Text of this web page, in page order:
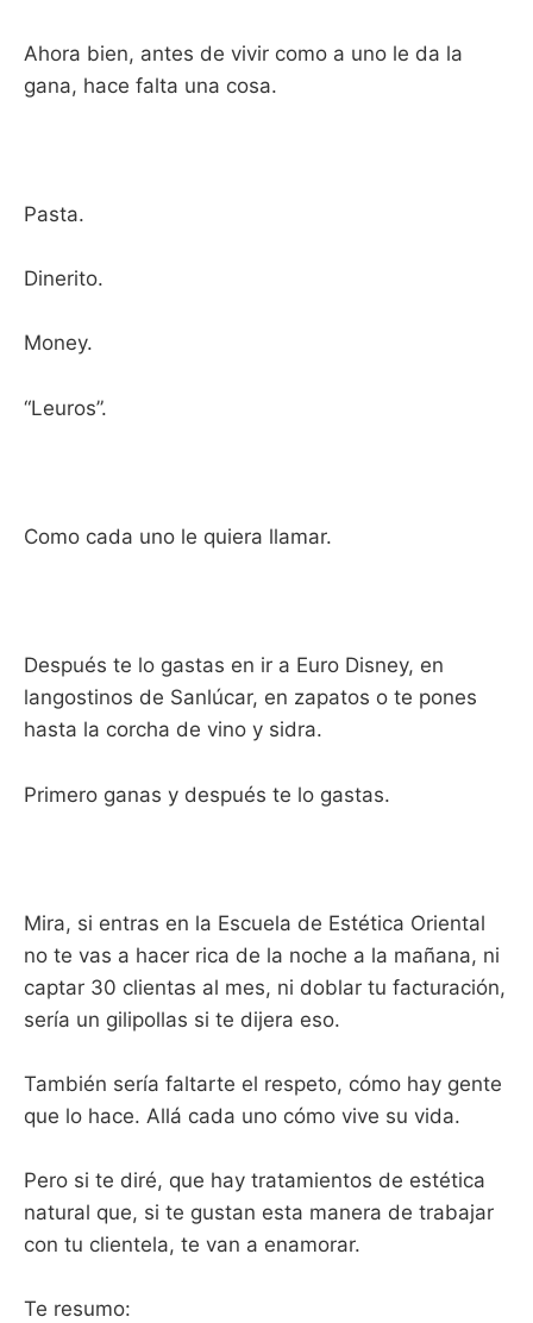
Ahora bien, antes de vivir como a uno le da la
gana, hace falta una cosa.
Pasta.
Dinerito.
Money.
“Leuros”.
Como cada uno le quiera llamar.
Después te lo gastas en ir a Euro Disney, en
langostinos de Sanlúcar, en zapatos o te pones
hasta la corcha de vino y sidra.
Primero ganas y después te lo gastas.
Mira, si entras en la Escuela de Estética Oriental
no te vas a hacer rica de la noche a la mañana, ni
captar 30 clientas al mes, ni doblar tu facturación,
sería un gilipollas si te dijera eso.
También sería faltarte el respeto, cómo hay gente
que lo hace. Allá cada uno cómo vive su vida.
Pero si te diré, que hay tratamientos de estética
natural que, si te gustan esta manera de trabajar
con tu clientela, te van a enamorar.
Te resumo: